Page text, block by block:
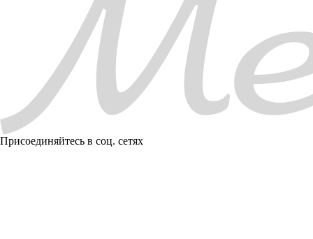
Присоединяйтесь в соц. сетях